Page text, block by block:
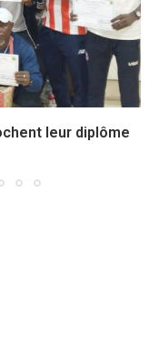
leur diplôme